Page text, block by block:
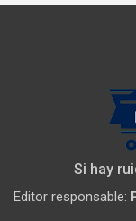
Si hay
Editor responsable: